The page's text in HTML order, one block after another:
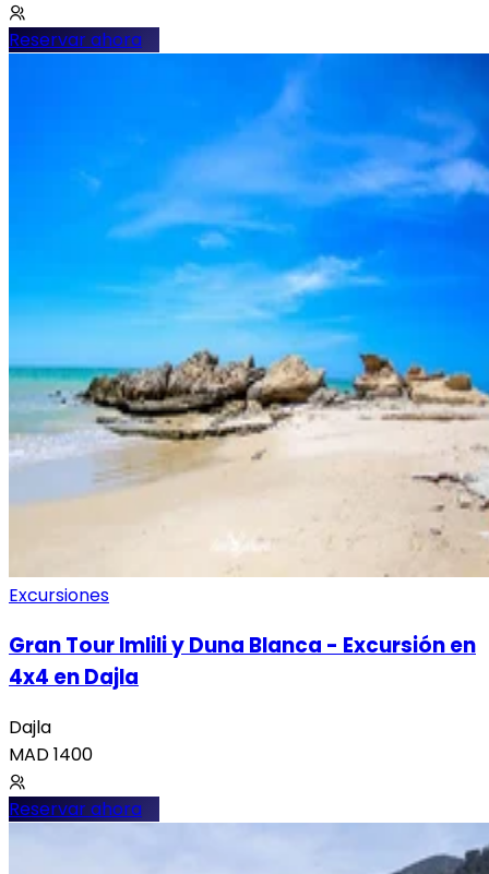
Reservar ahora
Excursiones
Gran Tour Imlili y Duna Blanca - Excursión en
4x4 en Dajla
Dajla
MAD1400
Reservar ahora